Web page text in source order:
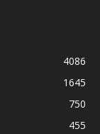
4086
1645
750
455